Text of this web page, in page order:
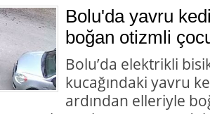
Bolu'da yavru
boğan otizmli
Bolu’da elektrikli
kucağındaki yavru
ardından elleriyle